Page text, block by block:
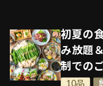
初夏の
み放題
制での
10品